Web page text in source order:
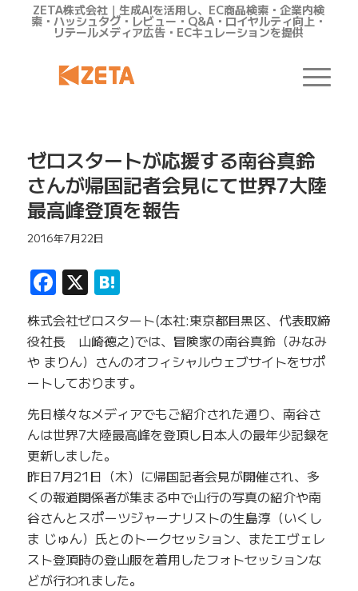
ZETA株式会社｜生成AIを活用し、EC商品検索・企業内検
索・ハッシュタグ・レビュー・Q&A・ロイヤルティ向上・
リテールメディア広告・ECキュレーションを提供
ゼロスタートが応援する南谷真鈴
さんが帰国記者会見にて世界7大陸
最高峰登頂を報告
2016年7月22日
Facebook
X Hatena
株式会社ゼロスタート(本社:東京都目黒区、代表取締
役社長 山崎徳之)では、冒険家の南谷真鈴（みなみ
や まりん）さんのオフィシャルウェブサイトをサポ
ートしております。
先日様々なメディアでもご紹介された通り、南谷さ
んは世界7大陸最高峰を登頂し日本人の最年少記録を
更新しました。
昨日7月21日（木）に帰国記者会見が開催され、多
くの報道関係者が集まる中で山行の写真の紹介や南
谷さんとスポーツジャーナリストの生島淳（いくし
ま じゅん）氏とのトークセッション、またエヴェレ
スト登頂時の登山服を着用したフォトセッションな
どが行われました。